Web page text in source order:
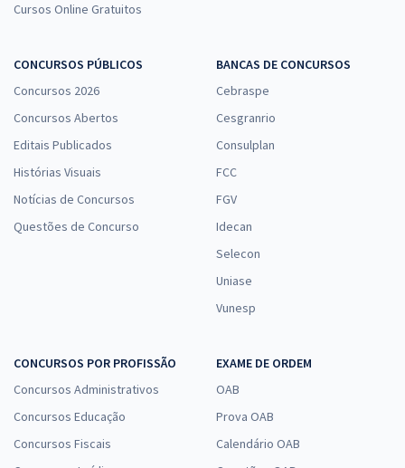
Cursos Online Gratuitos
CONCURSOS PÚBLICOS
Concursos 2026
Concursos Abertos
Editais Publicados
Histórias Visuais
Notícias de Concursos
Questões de Concurso
BANCAS DE CONCURSOS
Cebraspe
Cesgranrio
Consulplan
FCC
FGV
Idecan
Selecon
Uniase
Vunesp
CONCURSOS POR PROFISSÃO
Concursos Administrativos
Concursos Educação
Concursos Fiscais
EXAME DE ORDEM
OAB
Prova OAB
Calendário OAB